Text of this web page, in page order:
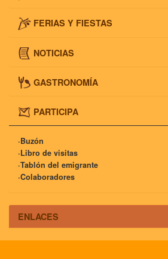
FERIAS Y FIESTAS
NOTICIAS
GASTRONOMÍA
PARTICIPA
·Buzón
·Libro de visitas
·Tablón del emigrante
·Colaboradores
ENLACES